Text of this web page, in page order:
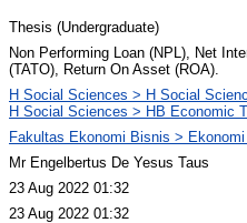
Thesis (Undergraduate)
Non Performing Loan (NPL), Net
(TATO), Return On Asset (ROA).
H Social Sciences > H Social
H Social Sciences > HB Economic
Fakultas Ekonomi Bisnis >
Mr Engelbertus De Yesus Taus
23 Aug 2022 01:32
23 Aug 2022 01:32